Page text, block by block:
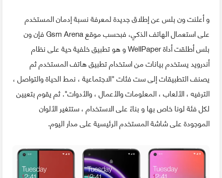
و أعلنت ون بلس عن إطلاق جديدة لمعرفة نسبة إدمان المستخدم
على استعمال الهاتف الذكي، فبحسب موقع Gsm Arena فإن ون
بلس أطلقت أداة WellPaper و هو تطبيق خلفية حية على نظام
أندرويد يستخدم بيانات من استخدام تطبيق هاتف المستخدم ثم
يصنف التطبيقات إلى ست فئات "الاجتماعية ، نمط الحياة والتواصل ،
الترفيه ، الألعاب ، المعلومات والأعمال ، والأدوات". ثم يقوم بتعيين
لكل فئة لونا خاص بها و بناءً على الاستخدام ، ستتغير الألوان
الموجودة على شاشة المستخدم الرئيسية على مدار اليوم.